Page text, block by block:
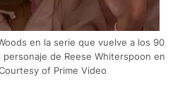
en la serie que vuelve a los 90
de Reese Whiterspoon en
of Prime Video